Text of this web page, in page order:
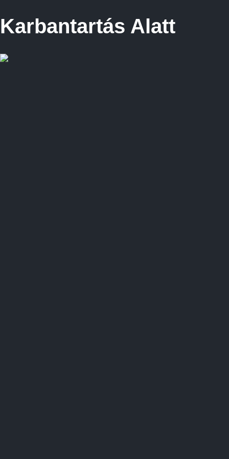
Karbantartás Alatt